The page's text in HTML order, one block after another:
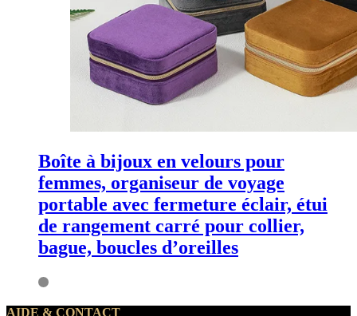
Boîte à bijoux en velours pour
femmes, organiseur de voyage
portable avec fermeture éclair, étui
de rangement carré pour collier,
bague, boucles d’oreilles
AIDE & CONTACT